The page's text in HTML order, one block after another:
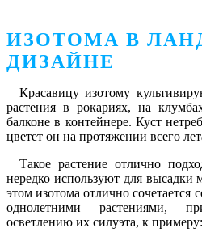
ИЗОТОМА В
ДИЗАЙНЕ
Красавицу изотому
растения в рокариях, на
балконе в контейнере. Куст
цветет он на протяжении всего
Такое растение отлично
нередко используют для
этом изотома отлично
однолетними растениями,
осветлению их силуэта, к примеру: